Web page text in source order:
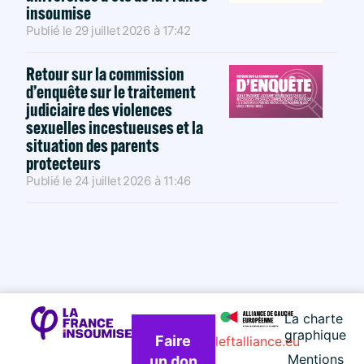
insoumise
Publié le 29 juillet 2026 à 17:42
Retour sur la commission
d’enquête sur le traitement
judiciaire des violences
sexuelles incestueuses et la
situation des parents
protecteurs
Publié le 24 juillet 2026 à 11:46
Faire
La charte
graphique
Mentions
leftalliance.eu